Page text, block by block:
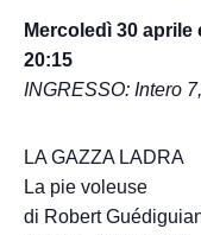
Mercoledì 30 aprile
20:15
INGRESSO: Intero
LA GAZZA LADRA
La pie voleuse
di Robert